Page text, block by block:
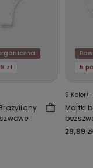
zł
5
9
Majtki
29,99 zł